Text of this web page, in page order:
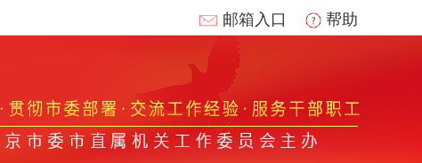
邮箱入口 帮助